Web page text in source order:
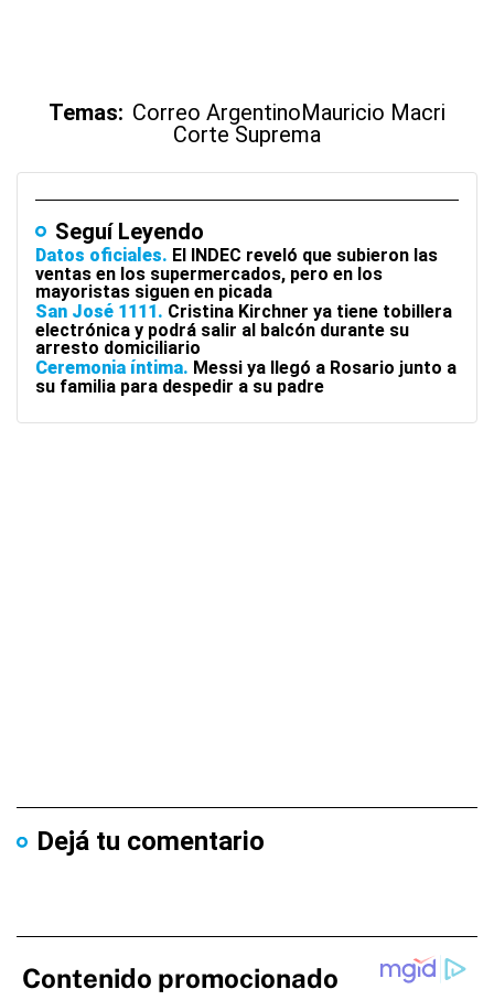
Temas: Correo ArgentinoMauricio Macri
Corte Suprema
Seguí Leyendo
Datos oficiales El INDEC reveló que subieron las
ventas en los supermercados, pero en los
mayoristas siguen en picada
San José 1111
Cristina Kirchner ya tiene tobillera
electrónica y podrá salir al balcón durante su
arresto domiciliario
Ceremonia íntima Messi ya llegó a Rosario junto a
su familia para despedir a su padre
Dejá tu comentario